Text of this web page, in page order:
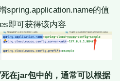
spring.application.name的值
即可获得该内容
在jar包中的，通常可以根据